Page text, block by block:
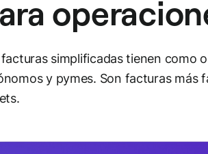
facturas simplificadas tienen como
y pymes. Son facturas más